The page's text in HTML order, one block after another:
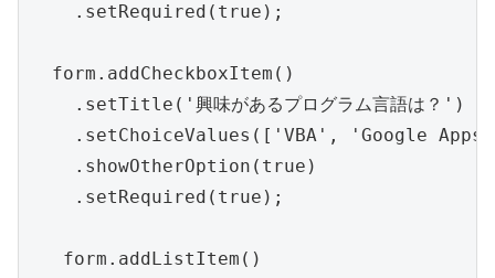
    .setRequired(true);
  form.addCheckboxItem()
    .setTitle('興味があるプログラム言語は？')
.setChoiceValues(['VBA', 'Google Apps
    .showOtherOption(true)
    .setRequired(true);
   form.addListItem()